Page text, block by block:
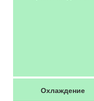
Охлаждение